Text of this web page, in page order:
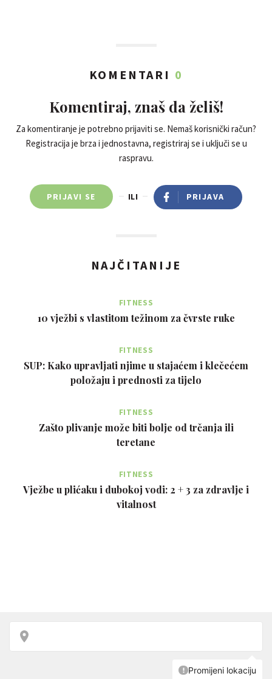
KOMENTARI 0
Komentiraj, znaš da želiš!
Za komentiranje je potrebno prijaviti se. Nemaš korisnički račun?
Registracija je brza i jednostavna, registriraj se i uključi se u
raspravu.
PRIJAVI SE ILI PRIJAVA
NAJČITANIJE
FITNESS
10 vježbi s vlastitom težinom za čvrste ruke
FITNESS
SUP: Kako upravljati njime u stajaćem i klečećem
položaju i prednosti za tijelo
FITNESS
Zašto plivanje može biti bolje od trčanja ili
teretane
FITNESS
Vježbe u plićaku i dubokoj vodi: 2 + 3 za zdravlje i
vitalnost